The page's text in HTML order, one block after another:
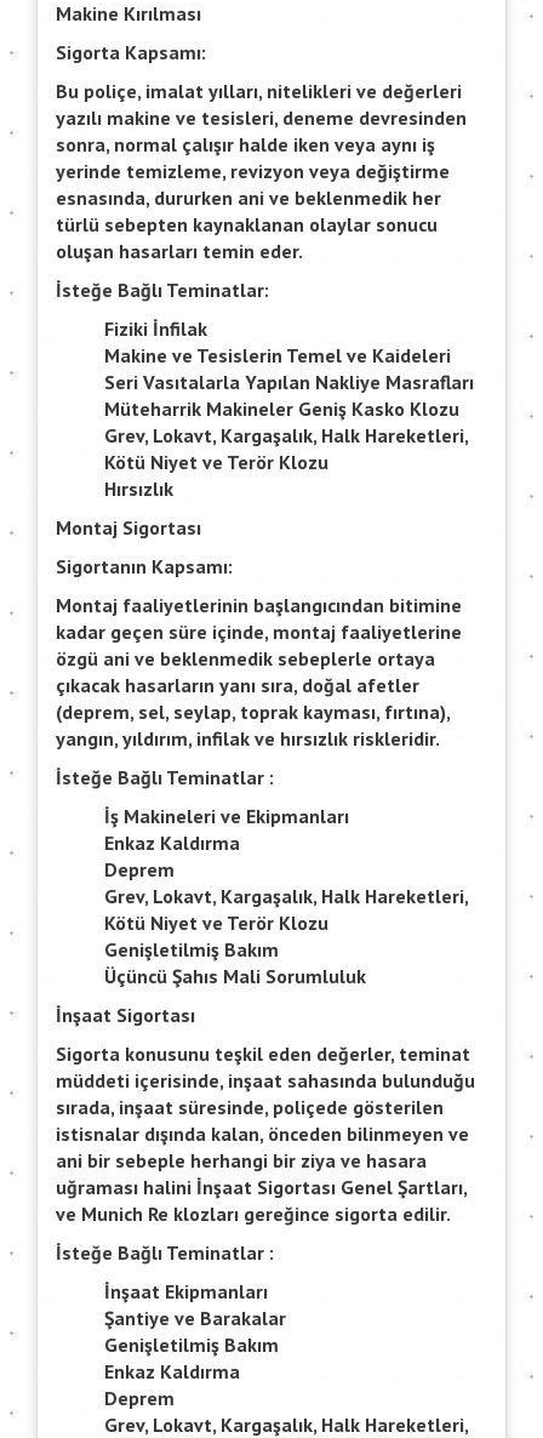
Makine Kırılması
Sigorta Kapsamı:
Bu poliçe, imalat yılları, nitelikleri ve değerleri
yazılı makine ve tesisleri, deneme devresinden
sonra, normal çalışır halde iken veya aynı iş
yerinde temizleme, revizyon veya değiştirme
esnasında, dururken ani ve beklenmedik her
türlü sebepten kaynaklanan olaylar sonucu
oluşan hasarları temin eder.
İsteğe Bağlı Teminatlar:
Fiziki İnfilak
Makine ve Tesislerin Temel ve Kaideleri
Seri Vasıtalarla Yapılan Nakliye Masrafları
Müteharrik Makineler Geniş Kasko Klozu
Grev, Lokavt, Kargaşalık, Halk Hareketleri,
Kötü Niyet ve Terör Klozu
Hırsızlık
Montaj Sigortası
Sigortanın Kapsamı:
Montaj faaliyetlerinin başlangıcından bitimine
kadar geçen süre içinde, montaj faaliyetlerine
özgü ani ve beklenmedik sebeplerle ortaya
çıkacak hasarların yanı sıra, doğal afetler
(deprem, sel, seylap, toprak kayması, fırtına),
yangın, yıldırım, infilak ve hırsızlık riskleridir.
İsteğe Bağlı Teminatlar :
İş Makineleri ve Ekipmanları
Enkaz Kaldırma
Deprem
Grev, Lokavt, Kargaşalık, Halk Hareketleri,
Kötü Niyet ve Terör Klozu
Genişletilmiş Bakım
Üçüncü Şahıs Mali Sorumluluk
İnşaat Sigortası
Sigorta konusunu teşkil eden değerler, teminat
müddeti içerisinde, inşaat sahasında bulunduğu
sırada, inşaat süresinde, poliçede gösterilen
istisnalar dışında kalan, önceden bilinmeyen ve
ani bir sebeple herhangi bir ziya ve hasara
uğraması halini İnşaat Sigortası Genel Şartları,
ve Munich Re klozları gereğince sigorta edilir.
İsteğe Bağlı Teminatlar :
İnşaat Ekipmanları
Şantiye ve Barakalar
Genişletilmiş Bakım
Enkaz Kaldırma
Deprem
Grev, Lokavt, Kargaşalık, Halk Hareketleri,